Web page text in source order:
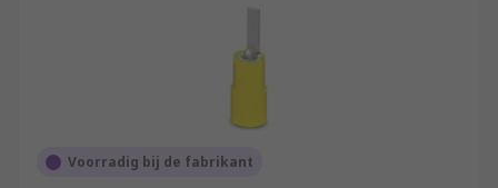
Voorradig bij de fabrikant